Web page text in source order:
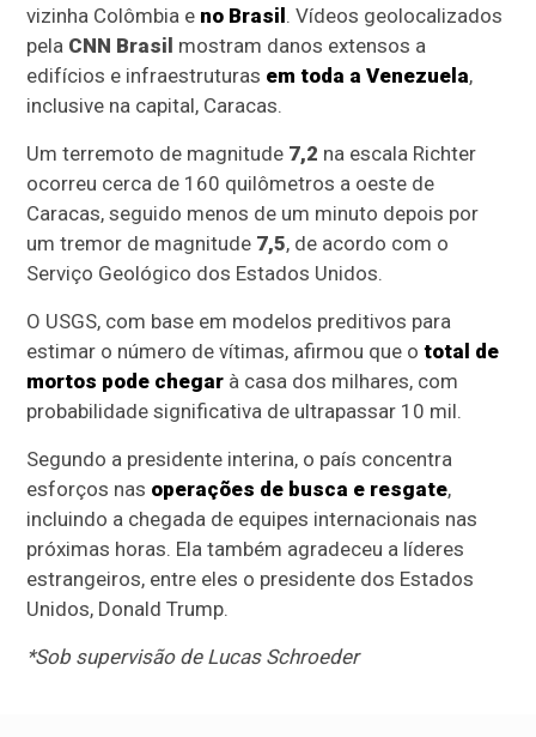
vizinha Colômbia e no Brasil . Vídeos geolocalizados
pela CNN Brasil mostram danos extensos a
edifícios e infraestruturas em toda a Venezuela,
inclusive na capital, Caracas.
Um terremoto de magnitude 7,2 na escala Richter
ocorreu cerca de 160 quilômetros a oeste de
Caracas, seguido menos de um minuto depois por
um tremor de magnitude 7,5, de acordo com o
Serviço Geológico dos Estados Unidos.
O USGS, com base em modelos preditivos para
estimar o número de vítimas, afirmou que ototal de
mortos pode chegar à casa dos milhares, com
probabilidade significativa de ultrapassar 10 mil.
Segundo a presidente interina, o país concentra
esforços nas operações de busca e resgate,
incluindo a chegada de equipes internacionais nas
próximas horas. Ela também agradeceu a líderes
estrangeiros, entre eles o presidente dos Estados
Unidos, Donald Trump.
*Sob supervisão de Lucas Schroeder